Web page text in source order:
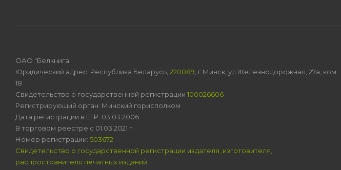
ОАО "Белкнига"
Юридический адрес: Республика Беларусь, 220089 , г.Минск, ул.Железнодорожная, 27а, ком
18
Свидетельство о государственной регистрации 100026606
Регистрирующий орган: Минский горисполком
Дата регистрации в ЕГР: 03.03.2006
В торговом реестре с 01.03.2021 г.
Номер регистрации: 503672
Свидетельство о государственной регистрации издателя, изготовителя,
распространителя печатных изданий